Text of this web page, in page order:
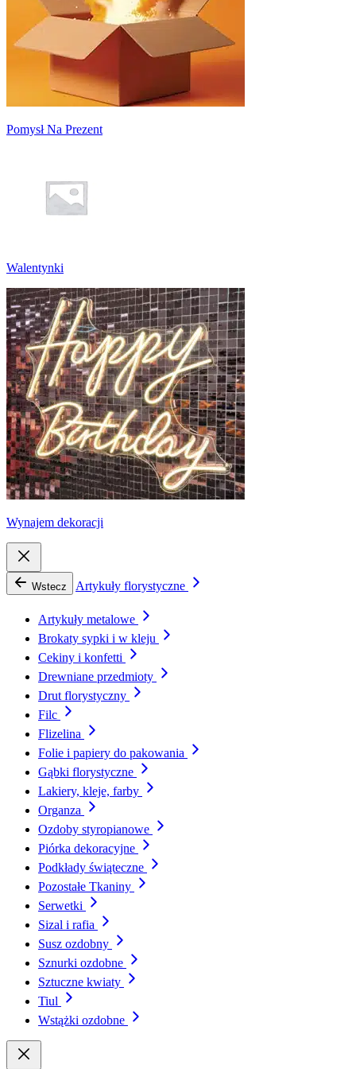
Pomysł Na Prezent
Walentynki
Wynajem dekoracji
Wstecz Artykuły florystyczne
Artykuły metalowe
Brokaty sypki i w kleju
Cekiny i konfetti
Drewniane przedmioty
Drut florystyczny
Filc
Flizelina
Folie i papiery do pakowania
Gąbki florystyczne
Lakiery, kleje, farby
Organza
Ozdoby styropianowe
Piórka dekoracyjne
Podkłady świąteczne
Pozostałe Tkaniny
Serwetki
Sizal i rafia
Susz ozdobny
Sznurki ozdobne
Sztuczne kwiaty
Tiul
Wstążki ozdobne